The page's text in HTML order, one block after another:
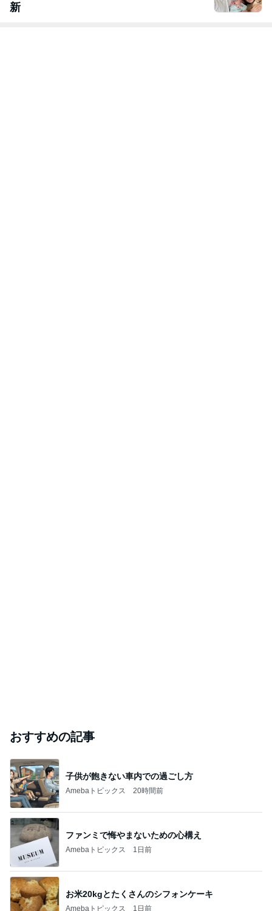
新
おすすめの記事
子供が飽きない車内での過ごし方
Amebaトピックス 20時間前
ファンミで悔やまないための心構え
Amebaトピックス 1日前
お米20kgとたくさんのシフォンケーキ
Amebaトピックス 1日前